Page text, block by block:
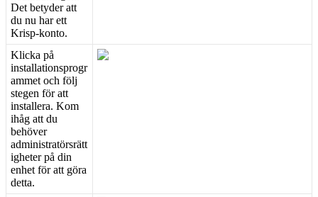
Det betyder att
du nu har ett
Krisp-konto.
Klicka på
installationsprogr
ammet och följ
stegen för att
installera. Kom
ihåg att du
behöver
administratörsrätt
igheter på din
enhet för att göra
detta.